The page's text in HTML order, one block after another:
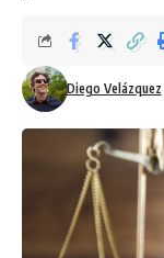
Diego Velázquez